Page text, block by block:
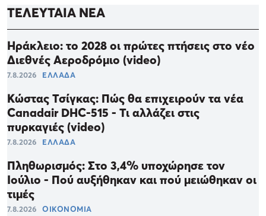
ΤΕΛΕΥΤΑΙΑ ΝΕΑ
Ηράκλειο: το 2028 οι πρώτες πτήσεις στο νέο
Διεθνές Αεροδρόμιο (video)
7.8.2026 ΕΛΛΑΔΑ
Κώστας Τσίγκας: Πώς θα επιχειρούν τα νέα
Canadair DHC-515 - Τι αλλάζει στις
πυρκαγιές (video)
7.8.2026 ΕΛΛΑΔΑ
Πληθωρισμός: Στο 3,4% υποχώρησε τον
Ιούλιο - Πού αυξήθηκαν και πού μειώθηκαν οι
τιμές
7.8.2026 ΟΙΚΟΝΟΜΙΑ